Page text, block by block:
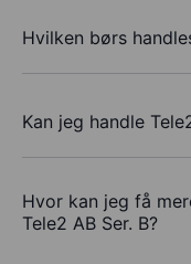
Hvilken børs
Kan jeg handle
Hvor kan jeg få
Tele2 AB Ser. B?